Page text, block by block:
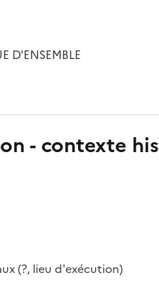
D'ENSEMBLE
- contexte
(?, lieu d'exécution)